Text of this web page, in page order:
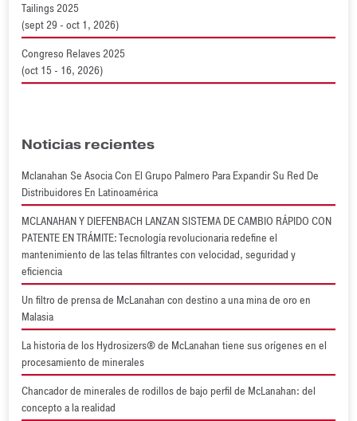
Tailings 2025
(sept 29 - oct 1, 2026)
Congreso Relaves 2025
(oct 15 - 16, 2026)
Noticias recientes
Mclanahan Se Asocia Con El Grupo Palmero Para Expandir Su Red De
Distribuidores En Latinoamérica
MCLANAHAN Y DIEFENBACH LANZAN SISTEMA DE CAMBIO RÁPIDO CON
PATENTE EN TRÁMITE: Tecnología revolucionaria redefine el
mantenimiento de las telas filtrantes con velocidad, seguridad y
eficiencia
Un filtro de prensa de McLanahan con destino a una mina de oro en
Malasia
La historia de los Hydrosizers® de McLanahan tiene sus orígenes en el
procesamiento de minerales
Chancador de minerales de rodillos de bajo perfil de McLanahan: del
concepto a la realidad